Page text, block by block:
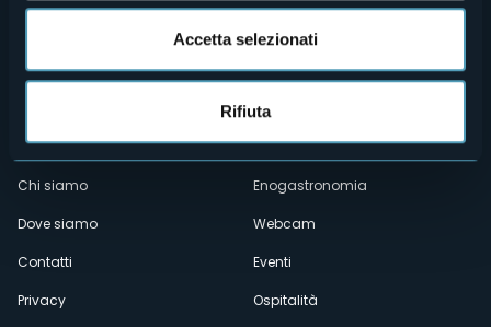
Accetta selezionati
Rifiuta
Menù
secondario
Chi siamo
Dove siamo
Contatti
Privacy
Enogastronomia
Webcam
Eventi
Ospitalità